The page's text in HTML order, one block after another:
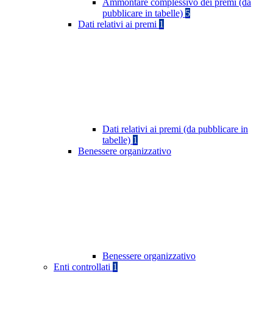
Ammontare complessivo dei premi (da
pubblicare in tabelle) 5
Dati relativi ai premi 1
Dati relativi ai premi (da pubblicare in
tabelle) 1
Benessere organizzativo
Benessere organizzativo
Enti controllati 1